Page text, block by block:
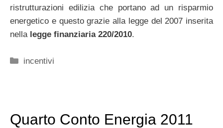
ristrutturazioni edilizia che portano ad un risparmio
energetico e questo grazie alla legge del 2007 inserita
nella legge finanziaria 220/2010.
Categorie
incentivi
Quarto Conto Energia 2011